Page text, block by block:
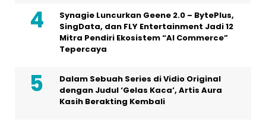
Synagie Luncurkan Geene 2.0 – BytePlus,
SingData, dan FLY Entertainment Jadi 12
Mitra Pendiri Ekosistem “AI Commerce”
Tepercaya
Dalam Sebuah Series di Vidio Original
dengan Judul ‘Gelas Kaca’, Artis Aura
Kasih Berakting Kembali